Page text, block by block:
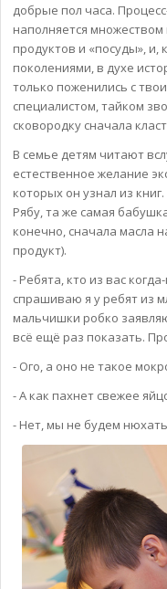
добрые пол часа.
наполняется
продуктов и «посуды»,
поколениями, в духе
только поженились с
специалистом, тайком
сковородку сначала
В семье детям читают
естественное желание
которых он узнал из
Рябу, та же самая
конечно, сначала масла
продукт).
- Ребята, кто из вас
спрашиваю я у ребят из
мальчишки робко
всё ещё раз показать.
- Ого, а оно не такое
- А как пахнет свежее
- Нет, мы не будем нюхать